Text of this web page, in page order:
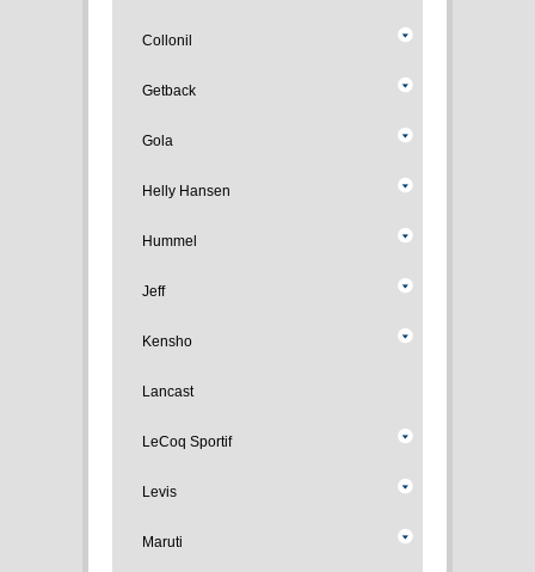
Collonil
Getback
Gola
Helly Hansen
Hummel
Jeff
Kensho
Lancast
LeCoq Sportif
Levis
Maruti